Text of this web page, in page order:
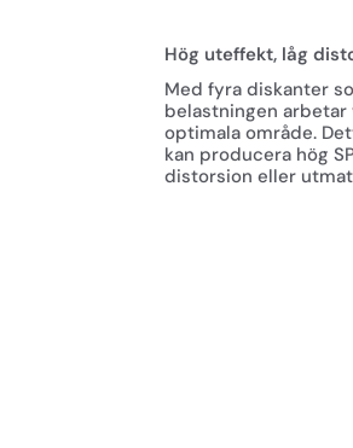
Hög uteffekt, låg
Med fyra diskanter
belastningen
optimala område.
kan producera hög
distorsion eller